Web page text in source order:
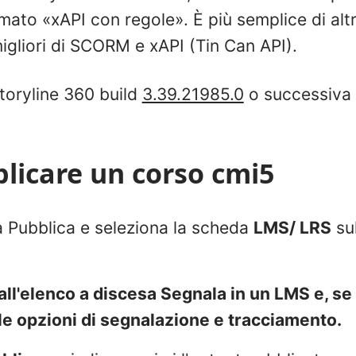
«xAPI con regole». È più semplice di
di SCORM e xAPI (Tin Can API).
360 build 3.39.21985.0 o
un corso cmi5
e seleziona la scheda LMS/ LRS
a discesa Segnala in un LMS e,
opzioni di segnalazione e tracciamento.